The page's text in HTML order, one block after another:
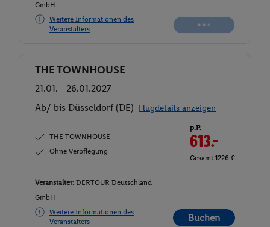
GmbH
Weitere Informationen des
Veranstalters
Buchen
THE TOWNHOUSE
21.01. - 26.01.2027
Ab/ bis Düsseldorf (DE) Flugdetails anzeigen
THE TOWNHOUSE
Ohne Verpflegung
p.P.
613.-
Gesamt 1226 €
Veranstalter: DERTOUR Deutschland
GmbH
Weitere Informationen des
Veranstalters
Buchen